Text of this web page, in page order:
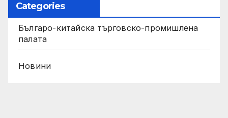
Categories
Българо-китайска търговско-промишлена
палата
Новини